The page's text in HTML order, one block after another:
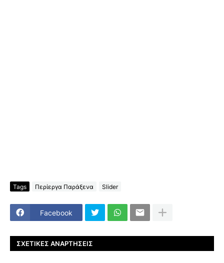
Tags Περίεργα Παράξενα Slider
Facebook
ΣΧΕΤΙΚΈΣ ΑΝΑΡΤΉΣΕΙΣ